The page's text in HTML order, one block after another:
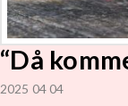
“Då
2025 04 04